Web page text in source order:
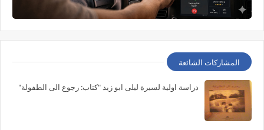
المشاركات الشائعة
دراسة اولية لسيرة ليلى ابو زيد "كتاب: رجوع الى الطفولة"